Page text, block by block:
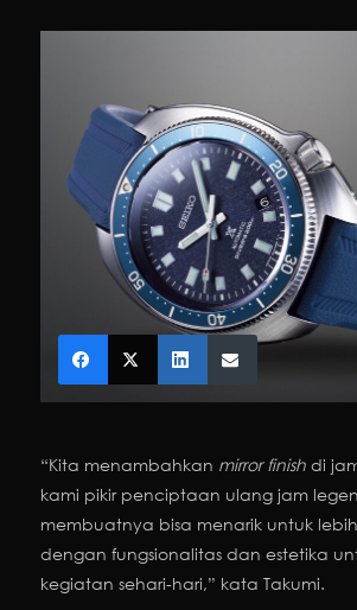
“Kita menambahkan mirror finish di
kami pikir penciptaan ulang jam
membuatnya bisa menarik untuk
dengan fungsionalitas dan estetika
kegiatan sehari-hari,” kata Takumi.